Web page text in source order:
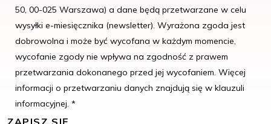
50, 00-025 Warszawa) a dane będą przetwarzane w celu
wysyłki e-miesięcznika (newsletter). Wyrażona zgoda jest
dobrowolna i może być wycofana w każdym momencie,
wycofanie zgody nie wpływa na zgodność z prawem
przetwarzania dokonanego przed jej wycofaniem. Więcej
informacji o przetwarzaniu danych znajdują się w klauzuli
informacyjnej. *